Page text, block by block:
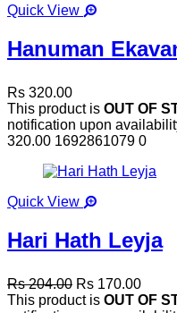
Quick View
Hanuman
Rs 320.00
This product is OUT OF
notification upon
320.00 1692861079 0
Quick View
Hari Hath Leyja
Rs 204.00 Rs 170.00
This product is OUT OF